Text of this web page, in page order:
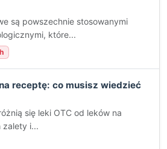
są powszechnie stosowanymi
które...
receptę: co musisz wiedzieć
się leki OTC od leków na
zalety i...